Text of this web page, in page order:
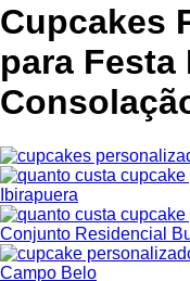
Cupcakes
para Festa